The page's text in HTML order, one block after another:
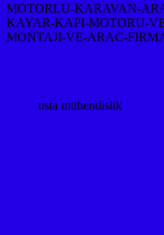
MOTORLU-KARAVAN-
KAYAR-KAPI-MOTORU-
MONTAJI-VE-ARAC-
usta mühendislik